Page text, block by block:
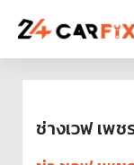
ช่างเวฟ เพ